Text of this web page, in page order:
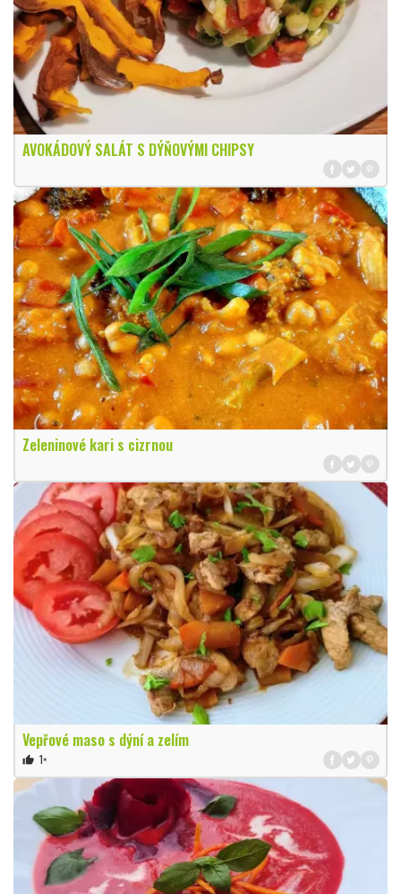
AVOKÁDOVÝ SALÁT S DÝŇOVÝMI CHIPSY
Zeleninové kari s cizrnou
Vepřové maso s dýní a zelím
thumb_up 1×